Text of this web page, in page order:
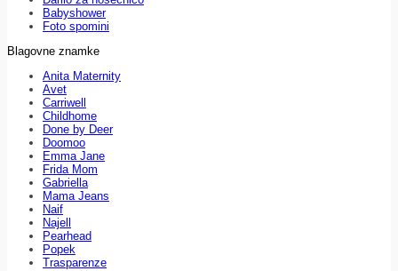
Babyshower
Foto spomini
Blagovne znamke
Anita Maternity
Avet
Carriwell
Childhome
Done by Deer
Doomoo
Emma Jane
Frida Mom
Gabriella
Mama Jeans
Naif
Najell
Pearhead
Popek
Trasparenze